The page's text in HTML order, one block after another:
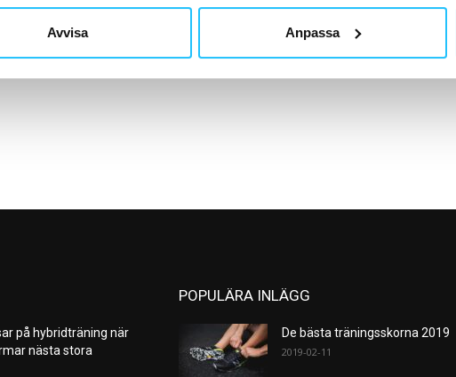
Avvisa Anpassa
på hybridträning när
nästa stora
POPULÄRA INLÄGG
De bästa träningsskorna 2019
2019-02-11